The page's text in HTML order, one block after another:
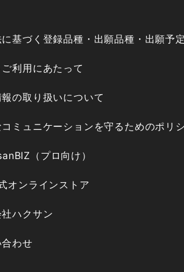
基づく登録品種・出願品種・出願予
利用にあたって
の取り扱いについて
ミュニケーションを守るためのポリ
（プロ向け）
オンラインストア
ハクサン
わせ